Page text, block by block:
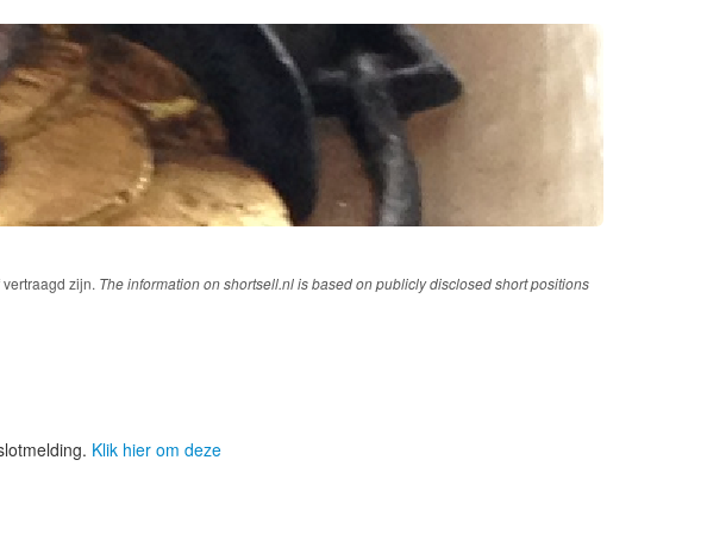
zijn. The information on shortsell.nl is based on publicly disclosed short positions
Klik hier om deze